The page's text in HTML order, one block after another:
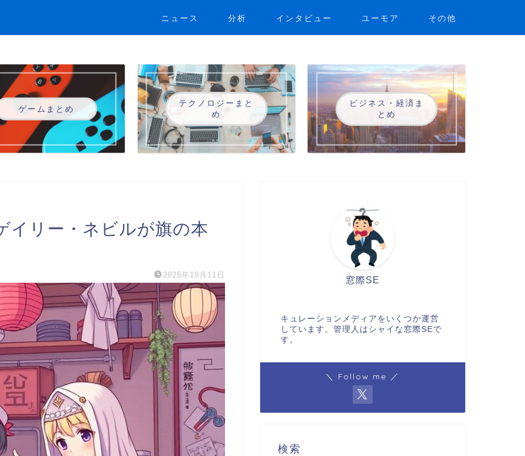
ニュース 分析 インタビュー ユーモア その他
ゲームまとめ
テクノロジーまと
め
ビジネス・経済ま
とめ
イリー・ネビルが旗の本
2025年10月11日
窓際SE
キュレーションメディアをいくつか運営
しています。管理人はシャイな窓際SEで
す。
＼ Follow me ／
検索